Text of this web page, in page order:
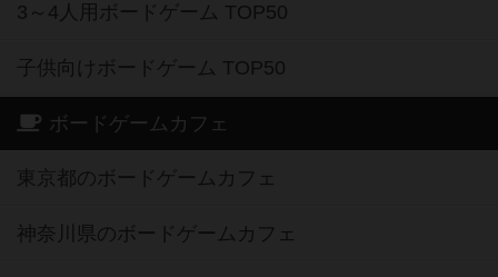
3～4人用ボードゲーム TOP50
子供向けボードゲーム TOP50
ボードゲームカフェ
東京都のボードゲームカフェ
神奈川県のボードゲームカフェ